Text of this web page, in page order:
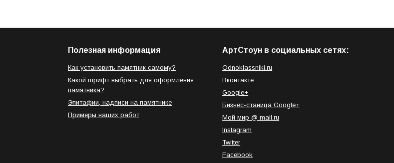
Полезная информация
Как установить памятник самому?
Какой шрифт выбрать для оформления
памятника?
Эпитафии, надписи на памятнике
Примеры наших работ
АртСтоун в социальных сетях:
Odnoklassniki.ru
Вконтакте
Google+
Бизнес-станица Google+
Мой мир @ mail.ru
Instagram
Twitter
Facebook